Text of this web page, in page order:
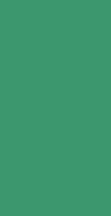
onglet.
onglet.
un nouvel
dans un nouvel